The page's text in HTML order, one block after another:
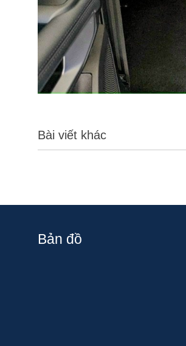
Bài viết khác
Bản đồ